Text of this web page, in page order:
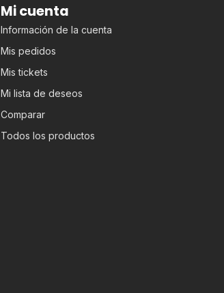
Mi cuenta
Información de la cuenta
Mis pedidos
Mis tickets
Mi lista de deseos
Comparar
Todos los productos